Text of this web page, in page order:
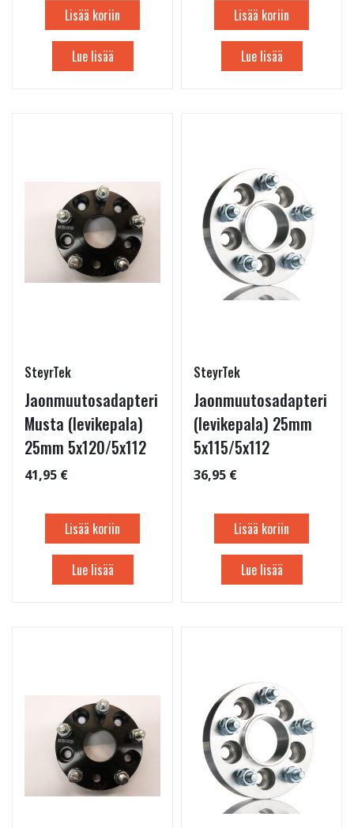
Lisää koriin
Lue lisää
Lisää koriin
Lue lisää
SteyrTek
Jaonmuutosadapteri
Musta (levikepala)
25mm 5x120/5x112
41,95 €
Lisää koriin
Lue lisää
SteyrTek
Jaonmuutosadapteri
(levikepala) 25mm
5x115/5x112
36,95 €
Lisää koriin
Lue lisää